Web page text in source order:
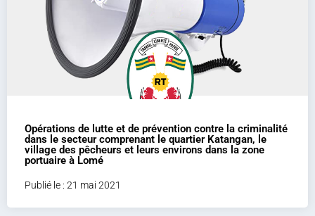
Opérations de lutte et de prévention contre la criminalité
dans le secteur comprenant le quartier Katangan, le
village des pêcheurs et leurs environs dans la zone
portuaire à Lomé
Publié le : 21 mai 2021